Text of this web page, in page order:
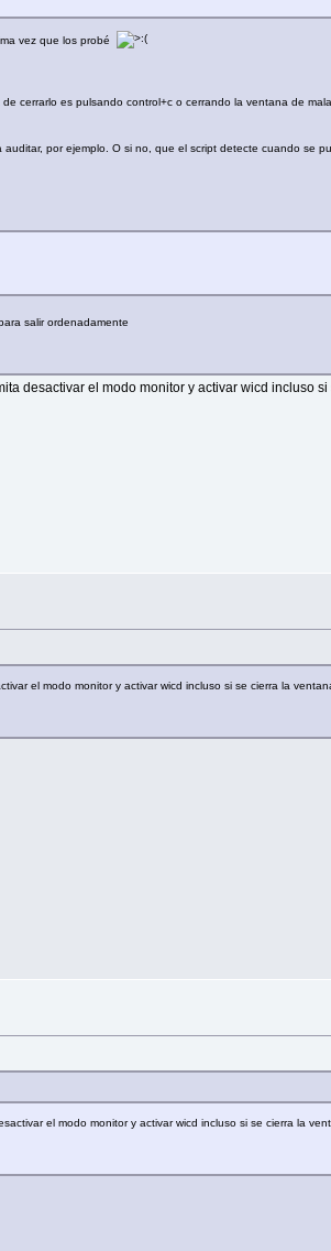
vez que los probé
cerrarlo es pulsando control+c o cerrando la ventana de
por ejemplo. O si no, que el script detecte cuando se
salir ordenadamente
desactivar el modo monitor y activar wicd incluso
el modo monitor y activar wicd incluso si se cierra la
el modo monitor y activar wicd incluso si se cierra la